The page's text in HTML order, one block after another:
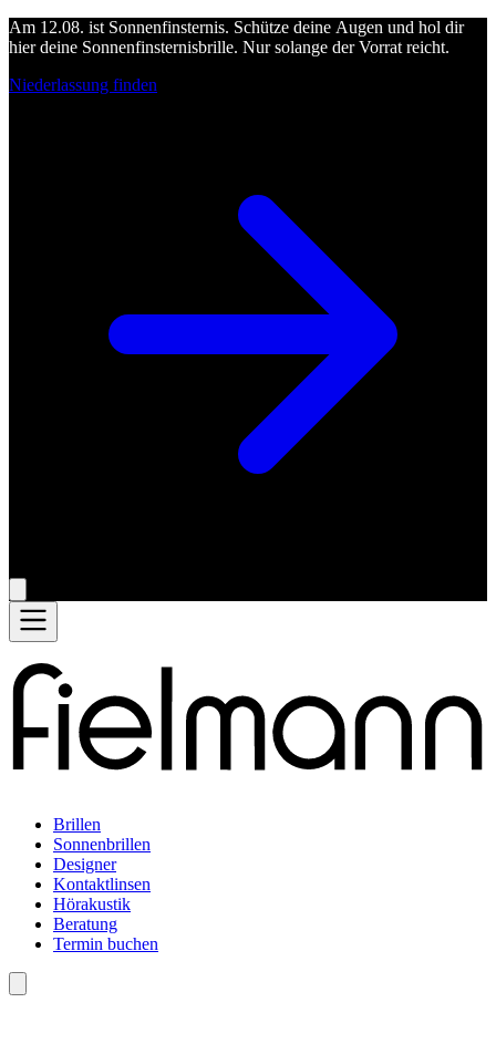
Am 12.08. ist Sonnenfinsternis. Schütze deine Augen und hol dir
hier deine Sonnenfinsternisbrille. Nur solange der Vorrat reicht.
Niederlassung finden
Brillen
Sonnenbrillen
Designer
Kontaktlinsen
Hörakustik
Beratung
Termin buchen